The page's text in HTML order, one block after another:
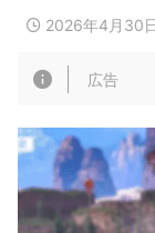
2026年4月30
広告